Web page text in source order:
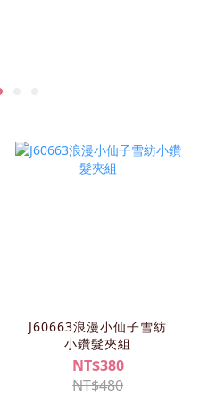
J60663浪漫小仙子雪紡
小鑽髮夾組
NT$380
NT$480